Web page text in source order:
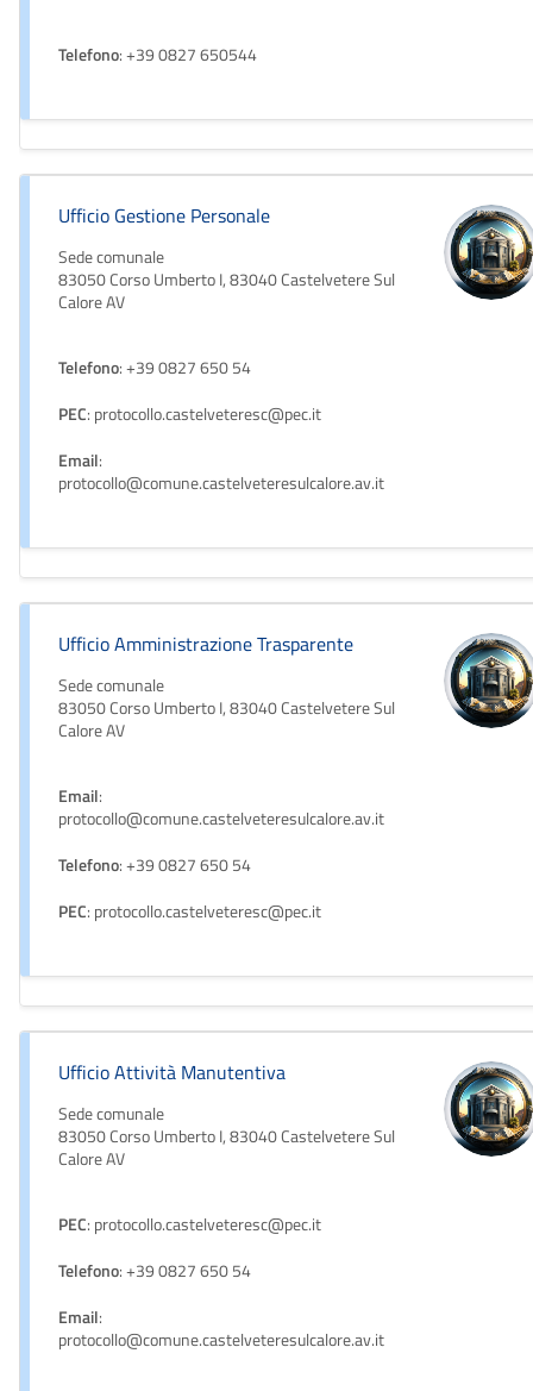
Telefono: +39 0827 650544
Ufficio Gestione Personale
Sede comunale
83050 Corso Umberto I, 83040 Castelvetere Sul
Calore AV
Telefono: +39 0827 650 54
PEC: protocollo.castelveteresc@pec.it
Email:
protocollo@comune.castelveteresulcalore.av.it
Ufficio Amministrazione Trasparente
Sede comunale
83050 Corso Umberto I, 83040 Castelvetere Sul
Calore AV
Email:
protocollo@comune.castelveteresulcalore.av.it
Telefono: +39 0827 650 54
PEC: protocollo.castelveteresc@pec.it
Ufficio Attività Manutentiva
Sede comunale
83050 Corso Umberto I, 83040 Castelvetere Sul
Calore AV
PEC: protocollo.castelveteresc@pec.it
Telefono: +39 0827 650 54
Email:
protocollo@comune.castelveteresulcalore.av.it